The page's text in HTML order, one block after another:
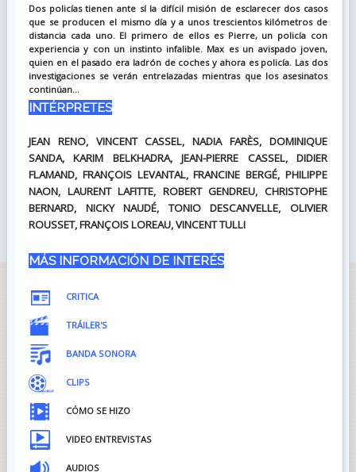
Dos policías tienen ante sí la difícil misión de esclarecer dos casos
que se producen el mismo día y a unos trescientos kilómetros de
distancia cada uno. El primero de ellos es Pierre, un policía con
experiencia y con un instinto infalible. Max es un avispado joven,
quien en el pasado era ladrón de coches y ahora es policía. Las dos
investigaciones se verán entrelazadas mientras que los asesinatos
continúan...
INTÉRPRETES
JEAN RENO, VINCENT CASSEL, NADIA FARÈS, DOMINIQUE
SANDA, KARIM BELKHADRA, JEAN-PIERRE CASSEL, DIDIER
FLAMAND, FRANÇOIS LEVANTAL, FRANCINE BERGÉ, PHILIPPE
NAON, LAURENT LAFITTE, ROBERT GENDREU, CHRISTOPHE
BERNARD, NICKY NAUDÉ, TONIO DESCANVELLE, OLIVIER
ROUSSET, FRANÇOIS LOREAU, VINCENT TULLI
MÁS INFORMACIÓN DE INTERÉS
CRITICA
TRÁILER'S
BANDA SONORA
CLIPS
CÓMO SE HIZO
VIDEO ENTREVISTAS
AUDIOS